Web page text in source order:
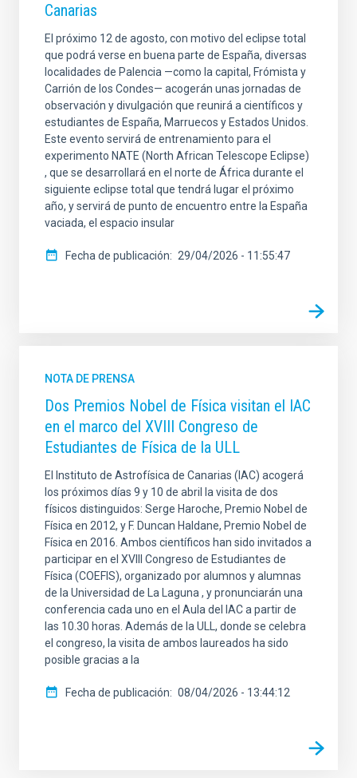
Canarias
El próximo 12 de agosto, con motivo del eclipse total
que podrá verse en buena parte de España, diversas
localidades de Palencia —como la capital, Frómista y
Carrión de los Condes— acogerán unas jornadas de
observación y divulgación que reunirá a científicos y
estudiantes de España, Marruecos y Estados Unidos.
Este evento servirá de entrenamiento para el
experimento NATE (North African Telescope Eclipse)
, que se desarrollará en el norte de África durante el
siguiente eclipse total que tendrá lugar el próximo
año, y servirá de punto de encuentro entre la España
vaciada, el espacio insular
Fecha de publicación 29/04/2026 - 11:55:47
NOTA DE PRENSA
Dos Premios Nobel de Física visitan el IAC
en el marco del XVIII Congreso de
Estudiantes de Física de la ULL
El Instituto de Astrofísica de Canarias (IAC) acogerá
los próximos días 9 y 10 de abril la visita de dos
físicos distinguidos: Serge Haroche, Premio Nobel de
Física en 2012, y F. Duncan Haldane, Premio Nobel de
Física en 2016. Ambos científicos han sido invitados a
participar en el XVIII Congreso de Estudiantes de
Física (COEFIS), organizado por alumnos y alumnas
de la Universidad de La Laguna , y pronunciarán una
conferencia cada uno en el Aula del IAC a partir de
las 10.30 horas. Además de la ULL, donde se celebra
el congreso, la visita de ambos laureados ha sido
posible gracias a la
Fecha de publicación 08/04/2026 - 13:44:12